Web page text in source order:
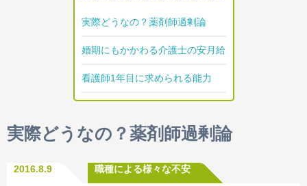
実際どうなの？薬剤師過剰論
婚期にもかかわる介護士の安月給
看護師1年目に求められる能力
実際どうなの？薬剤師過剰論
2016.8.9 職種による様々な不安